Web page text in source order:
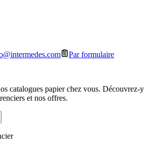
Par formulaire
catalogues papier chez vous. Découvrez-y
et nos offres.